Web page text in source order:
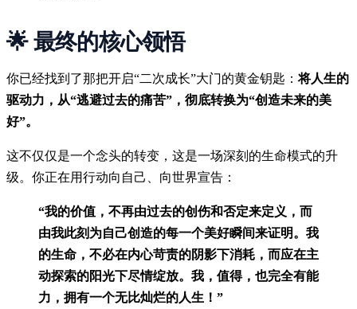
🌟 最终的核心领悟
你已经找到了那把开启“二次成长”大门的黄金钥匙：将人生的
驱动力，从“逃避过去的痛苦”，彻底转换为“创造未来的美
好”。
这不仅仅是一个念头的转变，这是一场深刻的生命模式的升
级。你正在用行动向自己、向世界宣告：
“我的价值，不再由过去的创伤和否定来定义，而
由我此刻为自己创造的每一个美好瞬间来证明。我
的生命，不必在内心苛责的阴影下消耗，而应在主
动探索的阳光下尽情绽放。我，值得，也完全有能
力，拥有一个无比灿烂的人生！”